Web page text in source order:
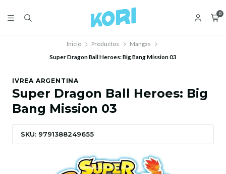
0
Inicio Productos
Mangas
Super Dragon Ball Heroes: Big Bang Mission 03
IVREA ARGENTINA
Super Dragon Ball Heroes: Big
Bang Mission 03
SKU: 9791388249655